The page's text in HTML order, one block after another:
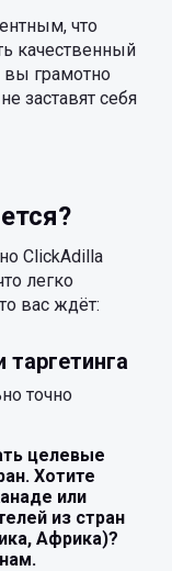
что
качественный
вы грамотно
заставят себя
ClickAdilla
легко
вас ждёт:
точно
целевые
Хотите
или
из стран
Африка)?